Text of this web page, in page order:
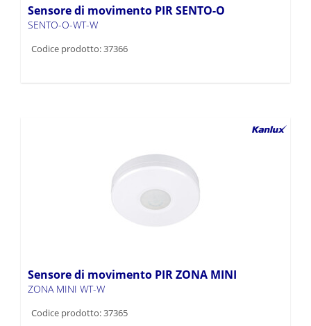
Sensore di movimento PIR SENTO-O
SENTO-O-WT-W
Codice prodotto: 37366
Sensore di movimento PIR ZONA MINI
ZONA MINI WT-W
Codice prodotto: 37365